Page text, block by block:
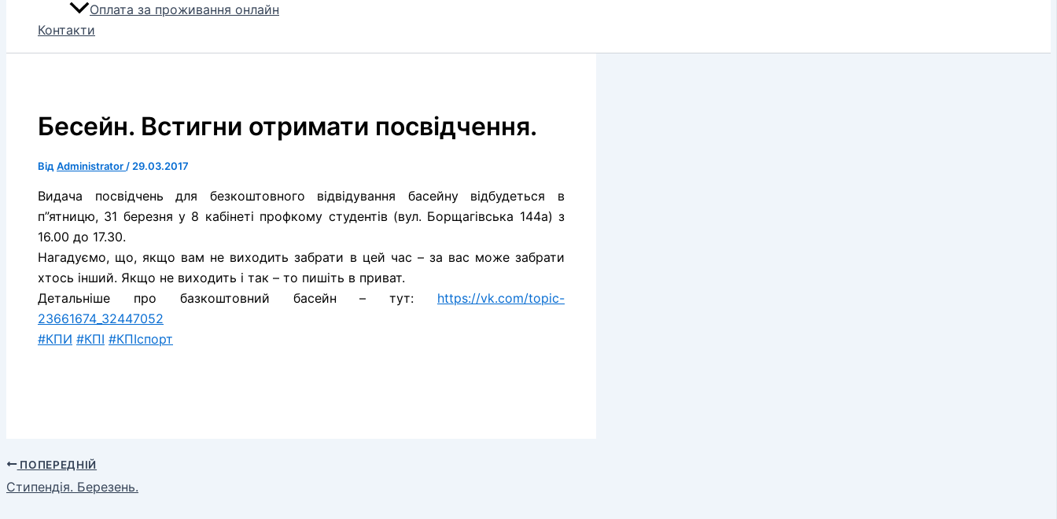
Оплата за проживання онлайн
Контакти
Бесейн. Встигни отримати посвідчення.
Від Administrator / 29.03.2017
Видача посвідчень для безкоштовного відвідування басейну відбудеться в
п”ятницю, 31 березня у 8 кабінеті профкому студентів (вул. Борщагівська 144а) з
16.00 до 17.30.
Нагадуємо, що, якщо вам не виходить забрати в цей час – за вас може забрати
хтось інший. Якщо не виходить і так – то пишіть в приват.
Детальніше про базкоштовний басейн – тут: https://vk.com/topic-
23661674_32447052
#КПИ #КПІ #КПІспорт
ПОПЕРЕДНІЙ
Стипендія. Березень.